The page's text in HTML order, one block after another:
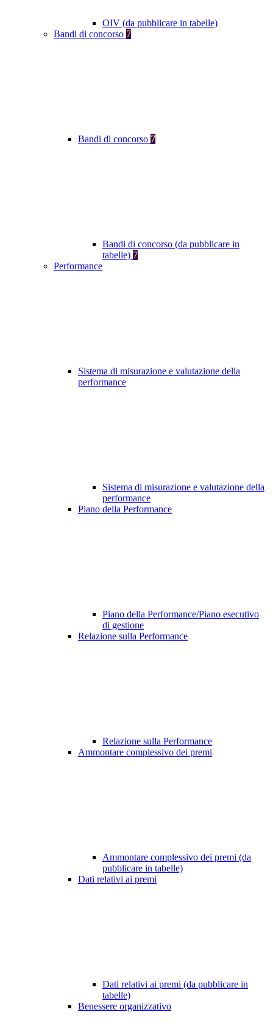
OIV (da pubblicare in tabelle)
Bandi di concorso 7
Bandi di concorso 7
Bandi di concorso (da pubblicare in
tabelle) 7
Performance
Sistema di misurazione e valutazione della
performance
Sistema di misurazione e valutazione della
performance
Piano della Performance
Piano della Performance/Piano esecutivo
di gestione
Relazione sulla Performance
Relazione sulla Performance
Ammontare complessivo dei premi
Ammontare complessivo dei premi (da
pubblicare in tabelle)
Dati relativi ai premi
Dati relativi ai premi (da pubblicare in
tabelle)
Benessere organizzativo